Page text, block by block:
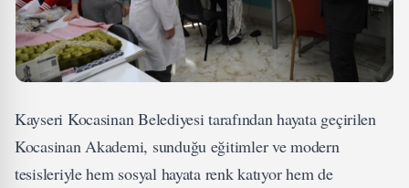
Kayseri Kocasinan Belediyesi tarafından hayata geçirilen
Kocasinan Akademi, sunduğu eğitimler ve modern
tesisleriyle hem sosyal hayata renk katıyor hem de